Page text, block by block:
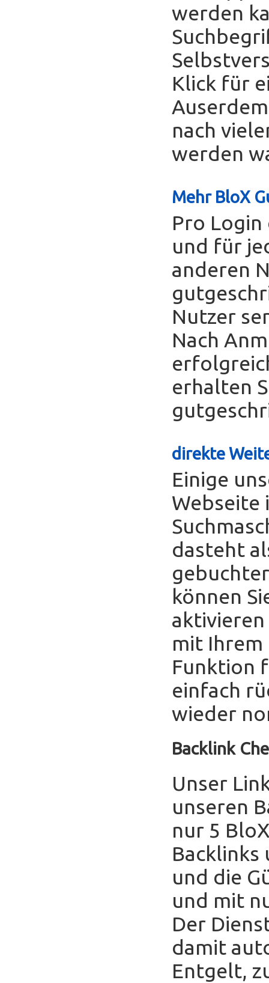
werden
Klick für
nach
werden
Mehr BloX
Pro Login
und für
anderen
Nutzer
Nach
erhalten
direkte
Einige
Webseite
dasteht
können
aktivieren
mit Ihrem
Funktion
einfach
wieder
Backlink
Unser
unseren
nur 5
und die
und mit
Der
damit
Entgelt,